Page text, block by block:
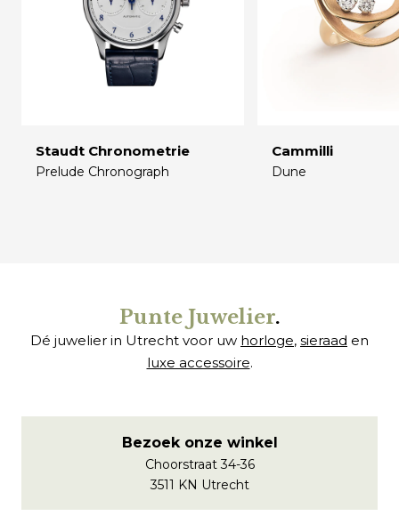
Staudt Chronometrie
Prelude Chronograph
Cammilli
Dune
Punte Juwelier.
Dé juwelier in Utrecht voor uw horloge, sieraad en
luxe accessoire.
Bezoek onze winkel
Choorstraat 34-36
3511 KN Utrecht